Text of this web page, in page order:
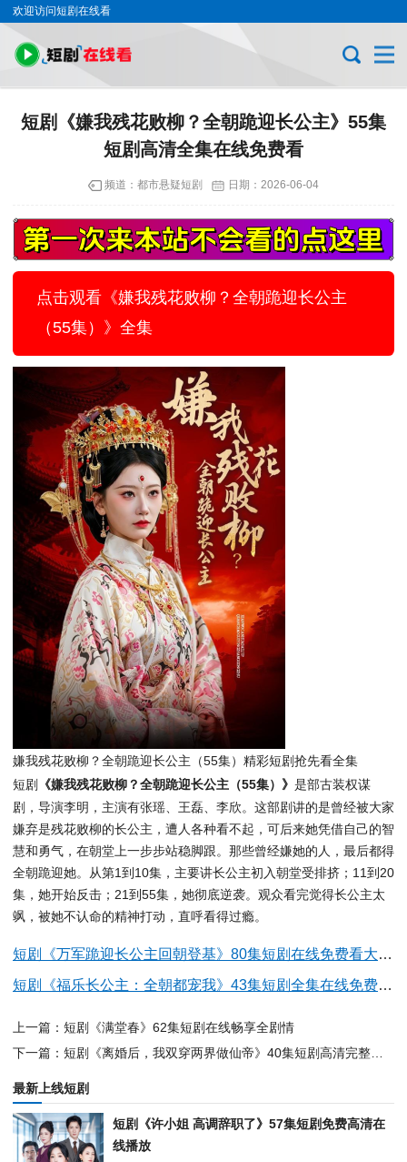
欢迎访问短剧在线看
短剧《嫌我残花败柳？全朝跪迎长公主》55集
短剧高清全集在线免费看
频道： 都市悬疑短剧 日期： 2026-06-04
点击观看《嫌我残花败柳？全朝跪迎长公主
（55集）》全集
嫌我残花败柳？全朝跪迎长公主（55集）精彩短剧抢先看全集
短剧
《嫌我残花败柳？全朝跪迎长公主（55集）》 是部古装权谋
剧，导演李明，主演有张瑶、王磊、李欣。这部剧讲的是曾经被大家
嫌弃是残花败柳的长公主，遭人各种看不起，可后来她凭借自己的智
慧和勇气，在朝堂上一步步站稳脚跟。那些曾经嫌她的人，最后都得
全朝跪迎她。从第1到10集，主要讲长公主初入朝堂受排挤；11到20
集，她开始反击；21到55集，她彻底逆袭。观众看完觉得长公主太
飒，被她不认命的精神打动，直呼看得过瘾。
短剧《万军跪迎长公主回朝登基》80集短剧在线免费看大结局
短剧《福乐长公主：全朝都宠我》43集短剧全集在线免费畅看
上一篇：短剧《满堂春》62集短剧在线畅享全剧情
最新上线短剧
短剧《许小姐 高调辞职了》57集短剧免费高清在
线播放